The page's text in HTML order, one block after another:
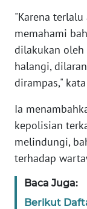
"Karena
memahami
dilakukan
halangi,
dirampas,"
Ia
kepolisian
melindungi,
terhadap
Baca Juga:
Berikut
WN
SUMUT
WN
WN
JABAR
BANTEN